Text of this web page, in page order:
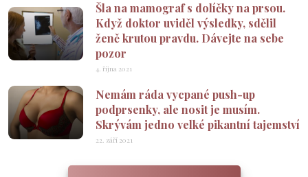
Šla na mamograf s dolíčky na prsou.
Když doktor uviděl výsledky, sdělil
ženě krutou pravdu. Dávejte na sebe
pozor
4. října 2021
Nemám ráda vycpané push-up
podprsenky, ale nosit je musím.
Skrývám jedno velké pikantní tajemství
22. září 2021